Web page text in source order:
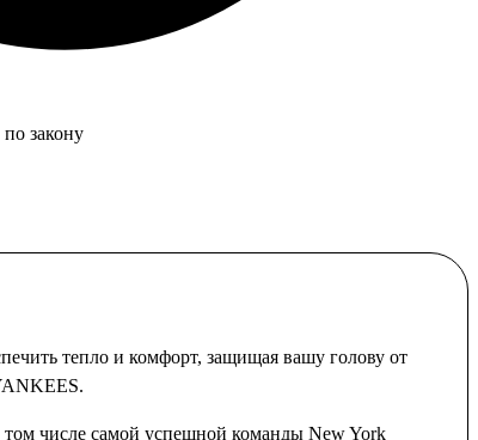
закону
тепло и комфорт, защищая вашу голову от
числе самой успешной команды New York